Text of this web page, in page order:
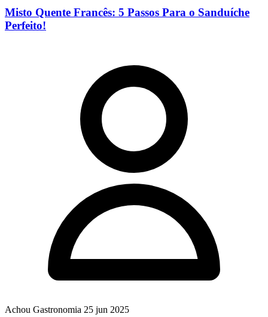
Misto Quente Francês: 5 Passos Para o Sanduíche
Perfeito!
Achou Gastronomia 25 jun 2025